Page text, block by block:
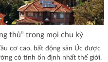
thủ” trong mọi chu kỳ
cơ cao, bất động sản Úc được
có tính ổn định nhất thế giới.